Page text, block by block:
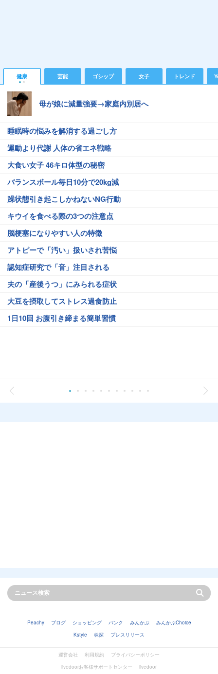
健康 芸能 ゴシップ 女子 トレンド
母が娘に減量強要→家庭内別居へ
睡眠時の悩みを解消する過ごし方
運動より代謝 人体の省エネ戦略
大食い女子 46キロ体型の秘密
バランスボール毎日10分で20kg減
躁状態引き起こしかねないNG行動
キウイを食べる際の3つの注意点
脳梗塞になりやすい人の特徴
アトピーで「汚い」扱いされ苦悩
認知症研究で「音」注目される
夫の「産後うつ」にみられる症状
大豆を摂取してストレス過食防止
1日10回 お腹引き締まる簡単習慣
Peachy ブログ ショッピング バンク みんかぶ
みんかぶChoice
Kstyle
株探 プレスリリース
運営会社 利用規約
プライバシーポリシー
livedoorお客様サポートセンター
livedoor